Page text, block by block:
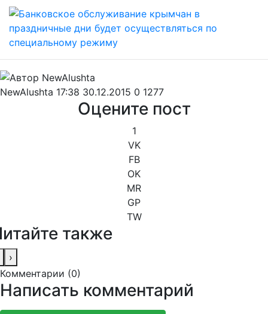
NewAlushta 17:38 30.12.2015 0 1277
Оцените пост
1
VK
FB
OK
MR
GP
TW
также
›
Комментарии (0)
Написать комментарий